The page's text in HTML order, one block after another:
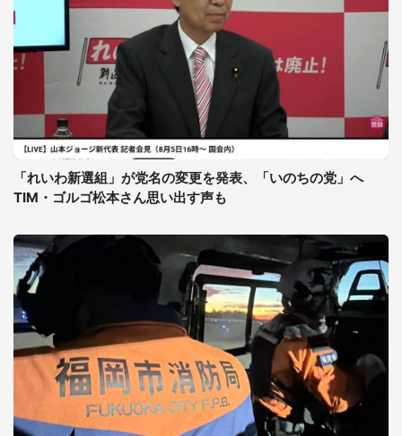
「れいわ新選組」が党名の変更を発表、「いのちの党」へ
TIM・ゴルゴ松本さん思い出す声も